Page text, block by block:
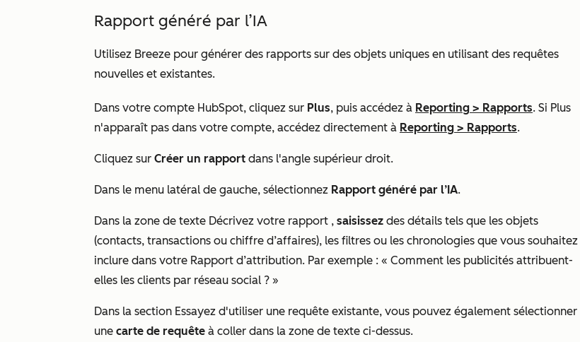
Rapport généré par l’IA
Utilisez Breeze pour générer des rapports sur des objets uniques en utilisant des requêtes
nouvelles et existantes.
Dans votre compte HubSpot, cliquez sur Plus, puis accédez à Reporting > Rapports. Si Plus
n'apparaît pas dans votre compte, accédez directement à Reporting > Rapports.
Cliquez sur Créer un rapport dans l'angle supérieur droit.
Dans le menu latéral de gauche, sélectionnez Rapport généré par l’IA.
Dans la zone de texte Décrivez votre rapport , saisissez des détails tels que les objets
(contacts, transactions ou chiffre d’affaires), les filtres ou les chronologies que vous souhaitez
inclure dans votre Rapport d’attribution. Par exemple : « Comment les publicités attribuent-
elles les clients par réseau social ? »
Dans la section Essayez d'utiliser une requête existante, vous pouvez également sélectionner
une carte de requête à coller dans la zone de texte ci-dessus.